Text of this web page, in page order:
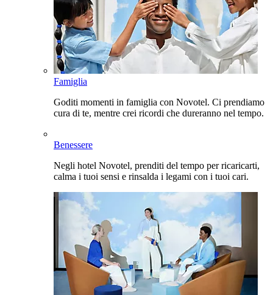
Famiglia
Goditi momenti in famiglia con Novotel. Ci prendiamo
cura di te, mentre crei ricordi che dureranno nel tempo.
Benessere
Negli hotel Novotel, prenditi del tempo per ricaricarti,
calma i tuoi sensi e rinsalda i legami con i tuoi cari.